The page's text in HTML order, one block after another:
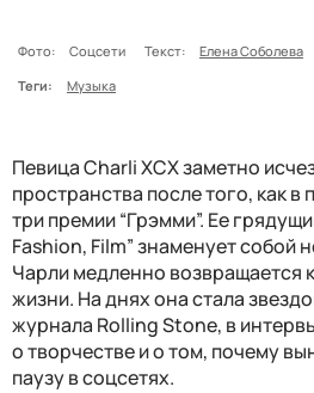
Фото: Соцсети Текст: Елена Соболева
Теги:
Музыка
Певица Charli XCX заметно
пространства после того, как
три премии “Грэмми”. Ее
Fashion, Film” знаменует собой
Чарли медленно возвращается
жизни. На днях она стала
журнала Rolling Stone, в
о творчестве и о том, почему
паузу в соцсетях.